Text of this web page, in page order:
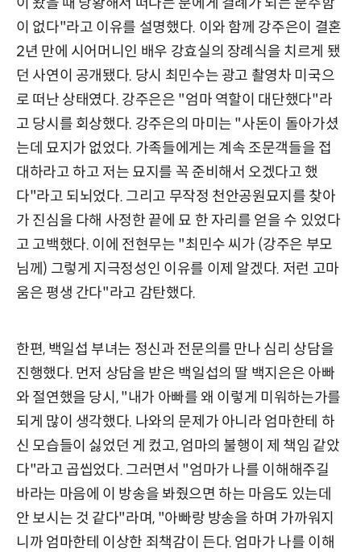
이 없다"라고 이유를 설명했다. 이와 함께 강주은이 결혼
2년 만에 시어머니인 배우 강효실의 장례식을 치르게 됐
던 사연이 공개됐다. 당시 최민수는 광고 촬영차 미국으
로 떠난 상태였다. 강주은은 "엄마 역할이 대단했다"라
고 당시를 회상했다. 강주은의 마미는 "사돈이 돌아가셨
는데 묘지가 없었다. 가족들에게는 계속 조문객들을 접
대하라고 하고 저는 묘지를 꼭 준비해서 오겠다고 했
다"라고 되뇌었다. 그리고 무작정 천안공원묘지를 찾아
가 진심을 다해 사정한 끝에 묘 한 자리를 얻을 수 있었다
고 고백했다. 이에 전현무는 "최민수 씨가 (강주은 부모
님께) 그렇게 지극정성인 이유를 이제 알겠다. 저런 고마
움은 평생 간다"라고 감탄했다.
한편, 백일섭 부녀는 정신과 전문의를 만나 심리 상담을
진행했다. 먼저 상담을 받은 백일섭의 딸 백지은은 아빠
와 절연했을 당시, "내가 아빠를 왜 이렇게 미워하는가를
되게 많이 생각했다. 나와의 문제가 아니라 엄마한테 하
신 모습들이 싫었던 게 컸고, 엄마의 불행이 제 책임 같았
다"라고 곱씹었다. 그러면서 "엄마가 나를 이해해주길
바라는 마음에 이 방송을 봐줬으면 하는 마음도 있는데
안 보시는 것 같다"라며, "아빠랑 방송을 하며 가까워지
니까 엄마한테 이상한 죄책감이 든다. 엄마가 나를 이해